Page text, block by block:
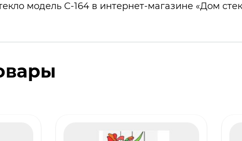
модель С-164 в интернет-магазине «Дом